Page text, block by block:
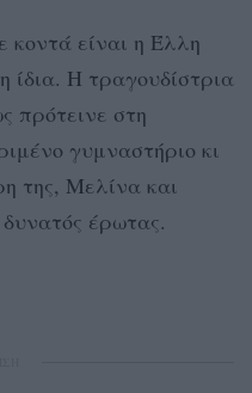
είναι η Έλλη
Η τραγουδίστρια
πρότεινε στη
γυμναστήριο κι
της, Μελίνα και
έρωτας.